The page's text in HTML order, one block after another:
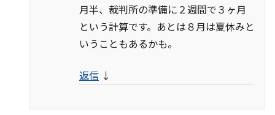
月半、裁判所の準備に２週間で３ヶ月
という計算です。あとは８月は夏休みと
いうこともあるかも。
返信 ↓